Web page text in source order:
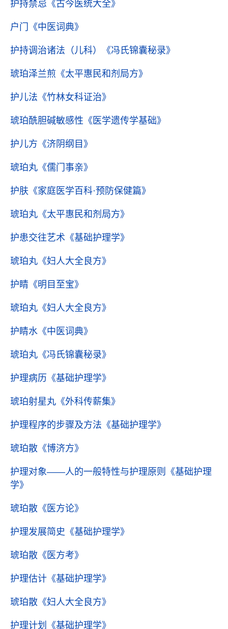
护持禁忌 《古今医统大全》
户门 《中医词典》
护持调治诸法（儿科） 《冯氏锦囊秘录》
琥珀泽兰煎 《太平惠民和剂局方》
护儿法 《竹林女科证治》
琥珀酰胆碱敏感性 《医学遗传学基础》
护儿方 《济阴纲目》
琥珀丸 《儒门事亲》
护肤 《家庭医学百科·预防保健篇》
琥珀丸 《太平惠民和剂局方》
护患交往艺术 《基础护理学》
琥珀丸 《妇人大全良方》
护睛 《明目至宝》
琥珀丸 《妇人大全良方》
护睛水 《中医词典》
琥珀丸 《冯氏锦囊秘录》
护理病历 《基础护理学》
琥珀射星丸 《外科传薪集》
护理程序的步骤及方法 《基础护理学》
琥珀散 《博济方》
护理对象――人的一般特性与护理原则
《基础护理
学》
琥珀散 《医方论》
护理发展简史 《基础护理学》
琥珀散 《医方考》
护理估计 《基础护理学》
琥珀散 《妇人大全良方》
护理计划 《基础护理学》